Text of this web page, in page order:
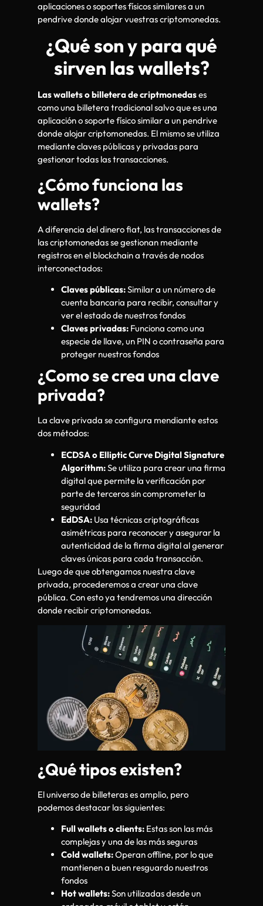
aplicaciones o soportes físicos similares a un
pendrive donde alojar vuestras criptomonedas.
¿Qué son y para qué
sirven las wallets?
Las wallets o billetera de criptmonedases
como una billetera tradicional salvo que es una
aplicación o soporte físico similar a un pendrive
donde alojar criptomonedas. El mismo se utiliza
mediante claves públicas y privadas para
gestionar todas las transacciones.
¿Cómo funciona las
wallets?
A diferencia del dinero fiat, las transacciones de
las criptomonedas se gestionan mediante
registros en el blockchain a través de nodos
interconectados:
Claves públicas:Similar a un número de
cuenta bancaria para recibir, consultar y
ver el estado de nuestros fondos
Claves privadas: Funciona como una
especie de llave, un PIN o contraseña para
proteger nuestros fondos
¿Como se crea una clave
privada?
La clave privada se configura mendiante estos
dos métodos:
ECDSA o Elliptic Curve Digital Signature
Algorithm:Se utiliza para crear una firma
digital que permite la verificación por
parte de terceros sin comprometer la
seguridad
EdDSA: Usa técnicas criptográficas
asimétricas para reconocer y asegurar la
autenticidad de la firma digital al generar
claves únicas para cada transacción.
Luego de que obtengamos nuestra clave
privada, procederemos a crear una clave
pública. Con esto ya tendremos una dirección
donde recibir criptomonedas.
¿Qué tipos existen?
El universo de billeteras es amplio, pero
podemos destacar las siguientes:
Full wallets o clients: Estas son las más
complejas y una de las más seguras
Cold wallets:Operan offline, por lo que
mantienen a buen resguardo nuestros
fondos
Hot wallets:Son utilizadas desde un